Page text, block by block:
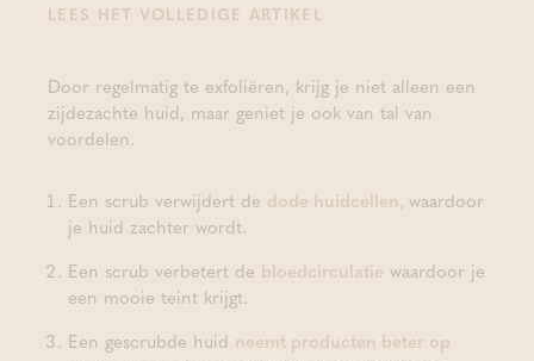
LEES HET VOLLEDIGE ARTIKEL
Door regelmatig te exfoliëren, krijg je niet alleen een
zijdezachte huid, maar geniet je ook van tal van
voordelen.
Een scrub verwijdert de dode huidcellen, waardoor
je huid zachter wordt.
Een scrub verbetert de bloedcirculatie waardoor je
een mooie teint krijgt.
Een gescrubde huid neemt producten beter op